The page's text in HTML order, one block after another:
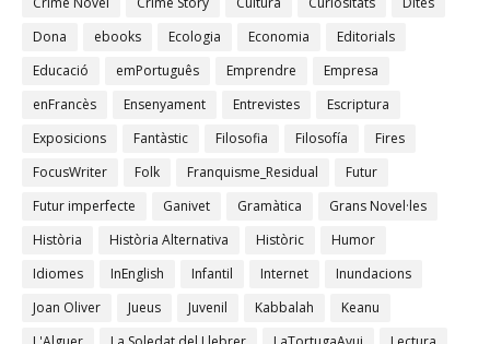
Dona
ebooks Ecologia Economia
Editorials
Educació
emPortuguês Emprendre
Empresa
enFrancès
Ensenyament Entrevistes
Escriptura
Exposicions
Fantàstic Filosofia Filosofía
Fires
FocusWriter
Folk Franquisme_Residual
Futur
Futur imperfecte
Ganivet Gramàtica
Grans Novel·les
Història
Història Alternativa Històric
Humor
Idiomes
InEnglish Infantil Internet
Inundacions
Joan Oliver
Jueus Juvenil Kabbalah
Keanu